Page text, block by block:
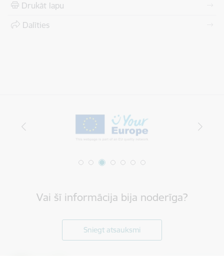
Drukāt lapu
Dalīties
Vai šī informācija bija noderīga?
Sniegt atsauksmi